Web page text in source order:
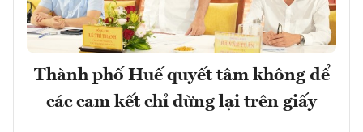
Thành phố Huế quyết tâm không để
các cam kết chỉ dừng lại trên giấy